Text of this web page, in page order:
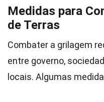
Medidas para
de Terras
Combater a grilagem
entre governo,
locais. Algumas